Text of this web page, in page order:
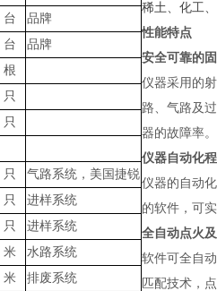
台
品牌
台
品牌
根
只
只
只
气路系统，美国捷锐
只
进样系统
只
进样系统
米
水路系统
米
排废系统
稀土、化工
性能特点
安全可靠的
仪器采用的
路、气路及
器的故障率。
仪器自动化
仪器的自动
的软件，可
全自动点火
软件可全自
匹配技术，